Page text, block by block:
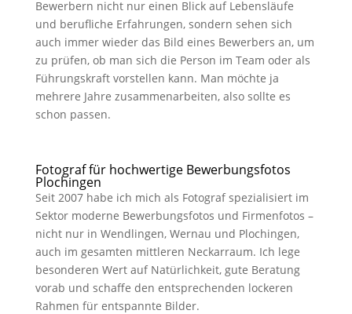
Bewerbern nicht nur einen Blick auf Lebensläufe
und berufliche Erfahrungen, sondern sehen sich
auch immer wieder das Bild eines Bewerbers an, um
zu prüfen, ob man sich die Person im Team oder als
Führungskraft vorstellen kann. Man möchte ja
mehrere Jahre zusammenarbeiten, also sollte es
schon passen.
Fotograf für hochwertige Bewerbungsfotos
Plochingen
Seit 2007 habe ich mich als Fotograf spezialisiert im
Sektor moderne Bewerbungsfotos und Firmenfotos –
nicht nur in Wendlingen, Wernau und Plochingen,
auch im gesamten mittleren Neckarraum. Ich lege
besonderen Wert auf Natürlichkeit, gute Beratung
vorab und schaffe den entsprechenden lockeren
Rahmen für entspannte Bilder.